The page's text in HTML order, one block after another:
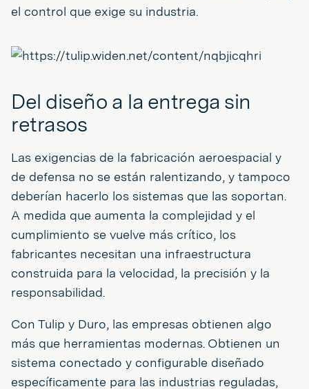
el control que exige su industria.
Del diseño a la entrega sin
retrasos
Las exigencias de la fabricación aeroespacial y
de defensa no se están ralentizando, y tampoco
deberían hacerlo los sistemas que las soportan.
A medida que aumenta la complejidad y el
cumplimiento se vuelve más crítico, los
fabricantes necesitan una infraestructura
construida para la velocidad, la precisión y la
responsabilidad.
Con Tulip y Duro, las empresas obtienen algo
más que herramientas modernas. Obtienen un
sistema conectado y configurable diseñado
específicamente para las industrias reguladas,